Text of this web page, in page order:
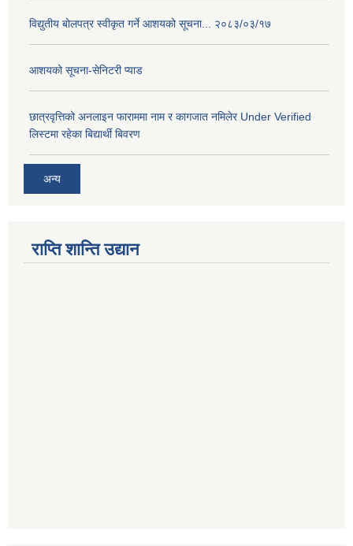
विद्युतीय बोलपत्र स्वीकृत गर्ने आशयको सूचना... २०८३/०३/१७
आशयको सूचना-सेनिटरी प्याड
छात्रवृत्तिको अनलाइन फाराममा नाम र कागजात नमिलेर Under Verified
लिस्टमा रहेका बिद्यार्थी बिवरण
अन्य
राप्ति शान्ति उद्यान